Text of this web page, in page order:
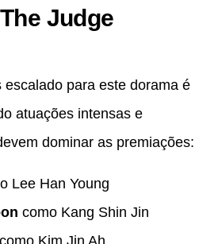
Judge
escalado para este dorama é
atuações intensas e
dominar as premiações:
Lee Han Young
como Kang Shin Jin
como Kim Jin Ah